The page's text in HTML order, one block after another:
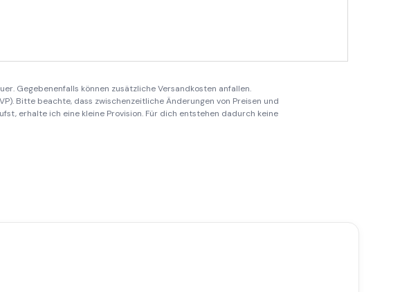
Gegebenenfalls können zusätzliche Versandkosten anfallen.
Bitte beachte, dass zwischenzeitliche Änderungen von Preisen und
erhalte ich eine kleine Provision. Für dich entstehen dadurch keine